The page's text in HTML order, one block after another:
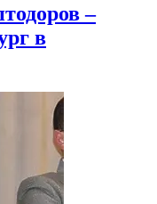
–
в